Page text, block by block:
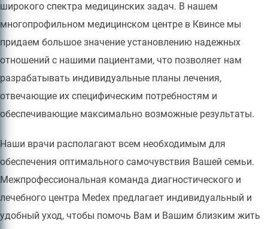
широкого спектра медицинских задач. В нашем
многопрофильном медицинском центре в Квинсе мы
придаем большое значение установлению надежных
отношений с нашими пациентами, что позволяет нам
разрабатывать индивидуальные планы лечения,
отвечающие их специфическим потребностям и
обеспечивающие максимально возможные результаты.
Наши врачи располагают всем необходимым для
обеспечения оптимального самочувствия Вашей семьи.
Межпрофессиональная команда диагностического и
лечебного центра Medex предлагает индивидуальный и
удобный уход, чтобы помочь Вам и Вашим близким жить